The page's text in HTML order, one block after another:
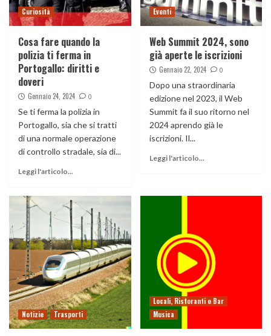
Curiosità
Cosa fare quando la
polizia ti ferma in
Portogallo: diritti e
doveri
Gennaio 24, 2024 0
Se ti ferma la polizia in
Portogallo, sia che si tratti
di una normale operazione
di controllo stradale, sia di...
Leggi l'articolo...
Eventi
Web Summit 2024, sono
già aperte le iscrizioni
Gennaio 22, 2024 0
Dopo una straordinaria
edizione nel 2023, il Web
Summit fa il suo ritorno nel
2024 aprendo già le
iscrizioni. Il...
Leggi l'articolo...
Notizie Trasporti
Locali, Ristoranti e Bar
Musica